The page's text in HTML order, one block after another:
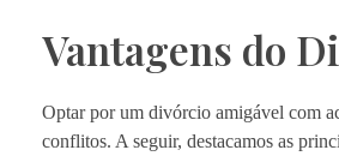
Vantagens do
Optar por um divórcio amigável com
conflitos. A seguir, destacamos as